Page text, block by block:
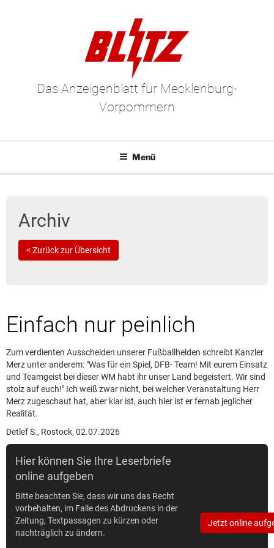
Das Anzeigenblatt für Mecklenburg-
Vorpommern
Menü
Leserbriefe lesen
Kontakt
Archiv
< Zurück zur Übersicht
Einfach nur peinlich
Zum verdienten Ausscheiden unserer Fußballhelden schreibt Kanzler
Merz unter anderem: "Was für ein Spiel, DFB- Team! Mit eurem Einsatz
und Teamgeist bei dieser WM habt ihr unser Land begeistert. Wir sind
stolz auf euch!" Ich weiß zwar nicht, bei welcher Veranstaltung Herr
Merz zugeschaut hat, aber klar ist, auch hier ist er fernab jeglicher
Realität.
Detlef S., Rostock, 02.07.2026
Hier können Sie Ihre Leserbriefe
online aufgeben
Bitte beachten Sie, dass wir uns das Recht
vorbehalten, im Falle des Abdruckens in der
Zeitung, Textpassagen zu kürzen oder
nachträglich zu ändern.
Jetzt online